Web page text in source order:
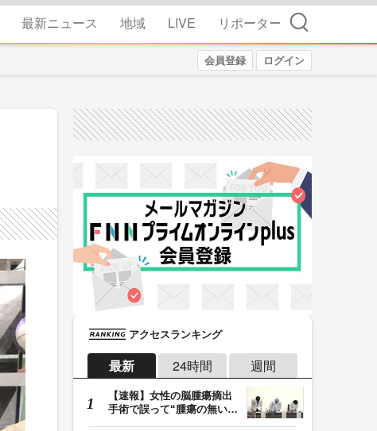
最新ニュース 地域 LIVE リポーター 検索
会員登録 ログイン
アクセスランキング
最新 24時間 週間
【速報】女性の脳腫瘍摘出
手術で誤って“腫瘍の無い部